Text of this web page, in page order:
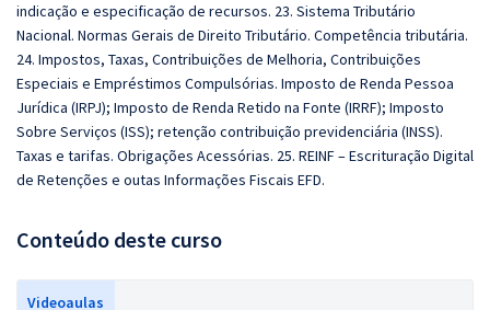
indicação e especificação de recursos. 23. Sistema Tributário
Nacional. Normas Gerais de Direito Tributário. Competência tributária.
24. Impostos, Taxas, Contribuições de Melhoria, Contribuições
Especiais e Empréstimos Compulsórias. Imposto de Renda Pessoa
Jurídica (IRPJ); Imposto de Renda Retido na Fonte (IRRF); Imposto
Sobre Serviços (ISS); retenção contribuição previdenciária (INSS).
Taxas e tarifas. Obrigações Acessórias. 25. REINF – Escrituração Digital
de Retenções e outas Informações Fiscais EFD.
Conteúdo deste curso
Videoaulas